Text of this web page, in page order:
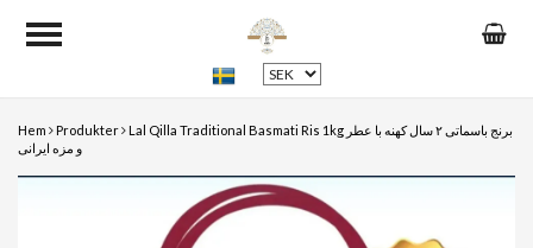
Hem Produkter
Lal Qilla Traditional Basmati Ris 1kg برنج باسماتی ۲ سال کهنه با عطر
و مزه ایرانی